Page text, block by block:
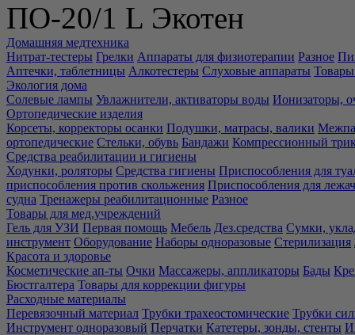
ПО-20/1 L Экотен
Домашняя медтехника
Нитрат-тестеры Грелки Аппараты для физиотерапии Разное
Аптечки, таблетницы Алкотестеры Слуховые аппараты Товары
Экология дома
Солевые лампы Увлажнители, активаторы воды Ионизаторы,
Ортопедические изделия
Корсеты, корректоры осанки Подушки, матрасы, валики
ортопедические Стельки, обувь Бандажи Компрессионный
Средства реабилитации и гигиены
Ходунки, роляторы Средства гигиены Приспособления для
приспособления против скольжения Приспособления для
судна Тренажеры реабилитационные Разное
Товары для мед.учреждений
Гель для УЗИ Первая помощь Мебель Дез.средства Сумки,
инструмент Оборудование Наборы одноразовые Стерилизация
Красота и здоровье
Косметические ап-ты Очки Массажеры, аппликаторы Бады
Бюстгалтера Товары для коррекции фигуры
Расходные материалы
Перевязочный материал Трубки трахеостомические Трубки
Инструмент одноразовый Перчатки Катетеры, зонды, стенты